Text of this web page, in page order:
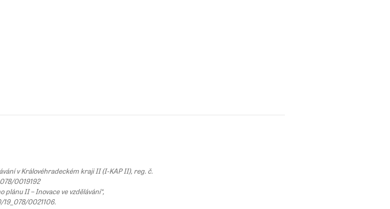
v Královéhradeckém kraji II (I-KAP II), reg. č.
0019192
II – Inovace ve vzdělávání“,
0021106.